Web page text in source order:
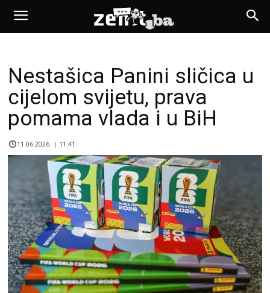
Nestašica Panini sličica u
cijelom svijetu, prava
pomama vlada i u BiH
11.06.2026. | 11:41